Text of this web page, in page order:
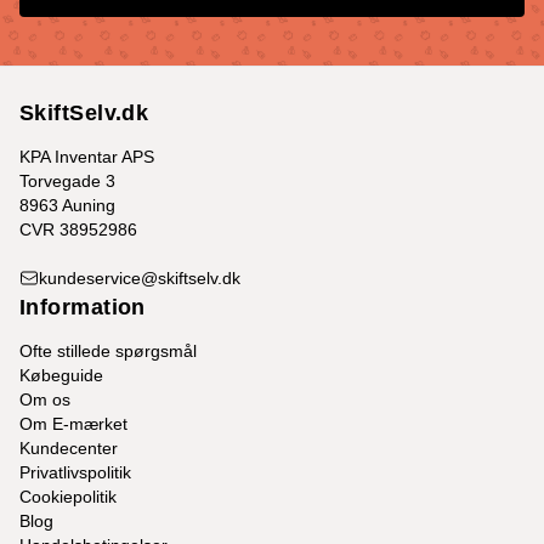
SkiftSelv.dk
KPA Inventar APS
Torvegade 3
8963 Auning
CVR 38952986
kundeservice@skiftselv.dk
Information
Ofte stillede spørgsmål
Købeguide
Om os
Om E-mærket
Kundecenter
Privatlivspolitik
Cookiepolitik
Blog